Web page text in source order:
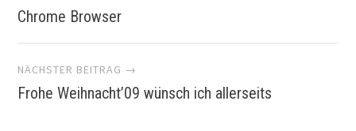
Navigation
Chrome Browser
NÄCHSTER BEITRAG →
Frohe Weihnacht’09 wünsch ich allerseits